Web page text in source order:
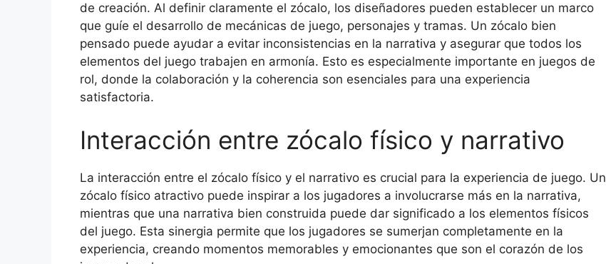
de creación. Al definir claramente el zócalo, los diseñadores pueden establecer un marco
que guíe el desarrollo de mecánicas de juego, personajes y tramas. Un zócalo bien
pensado puede ayudar a evitar inconsistencias en la narrativa y asegurar que todos los
elementos del juego trabajen en armonía. Esto es especialmente importante en juegos de
rol, donde la colaboración y la coherencia son esenciales para una experiencia
satisfactoria.
Interacción entre zócalo físico y narrativo
La interacción entre el zócalo físico y el narrativo es crucial para la experiencia de juego. Un
zócalo físico atractivo puede inspirar a los jugadores a involucrarse más en la narrativa,
mientras que una narrativa bien construida puede dar significado a los elementos físicos
del juego. Esta sinergia permite que los jugadores se sumerjan completamente en la
experiencia, creando momentos memorables y emocionantes que son el corazón de los